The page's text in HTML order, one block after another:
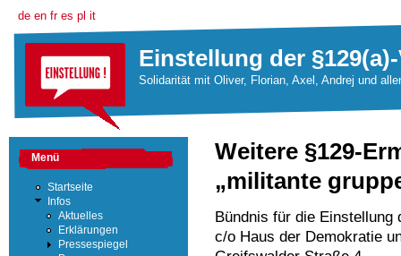
de en fr es pl it
Einstellung der
Solidarität mit Oliver, Florian, Axel, Andrej und
Weitere §129-
„militante
Bündnis für die Einstellung
c/o Haus der Demokratie
Menü
Startseite
Infos
Aktuelles
Erklärungen
Pressespiegel